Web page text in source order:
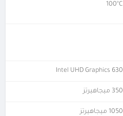
100°C
Intel UHD Graphics 630
350 ميجاهيرتز
1050 ميجاهيرتز